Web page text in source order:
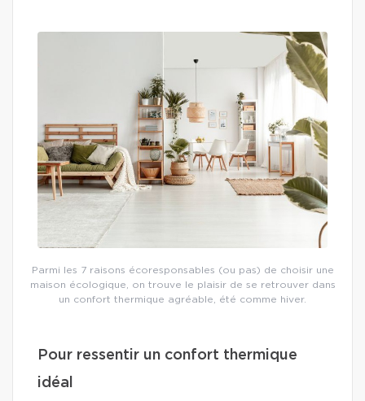
Parmi les 7 raisons écoresponsables (ou pas) de choisir une
maison écologique, on trouve le plaisir de se retrouver dans
un confort thermique agréable, été comme hiver.
Pour ressentir un confort thermique
idéal